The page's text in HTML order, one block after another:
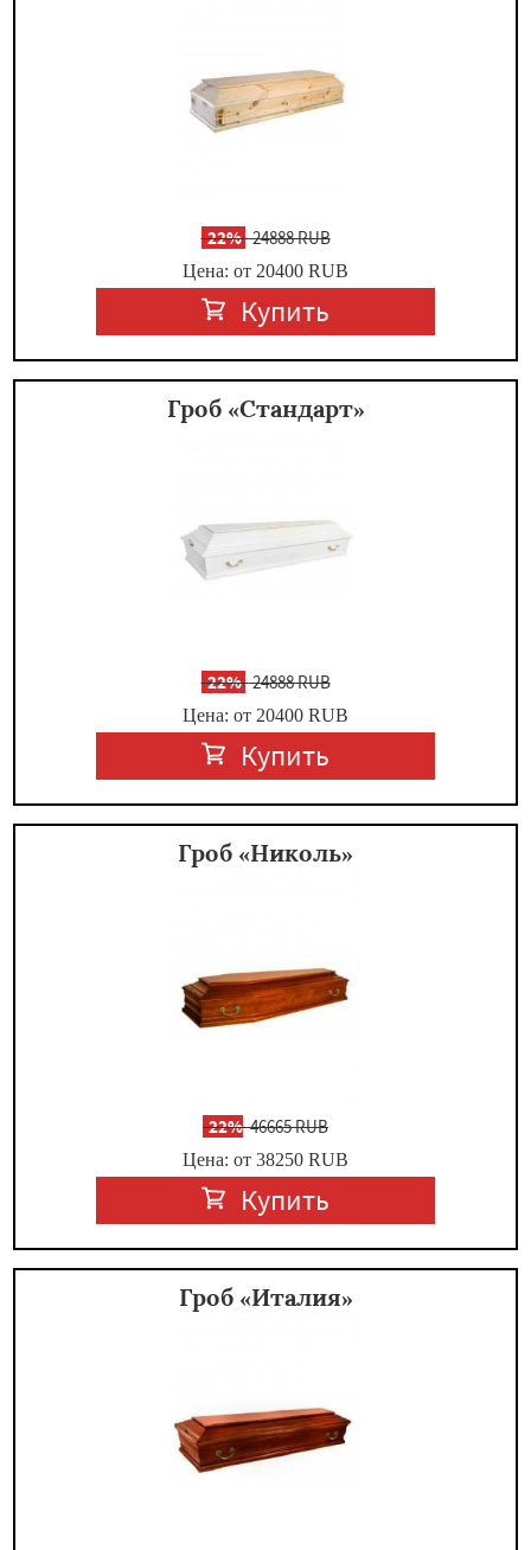
-22%24888 RUB
Цена: от 20400 RUB
Купить
Гроб «Стандарт»
-22%24888 RUB
Цена: от 20400 RUB
Купить
Гроб «Николь»
-22%46665 RUB
Цена: от 38250 RUB
Купить
Гроб «Италия»